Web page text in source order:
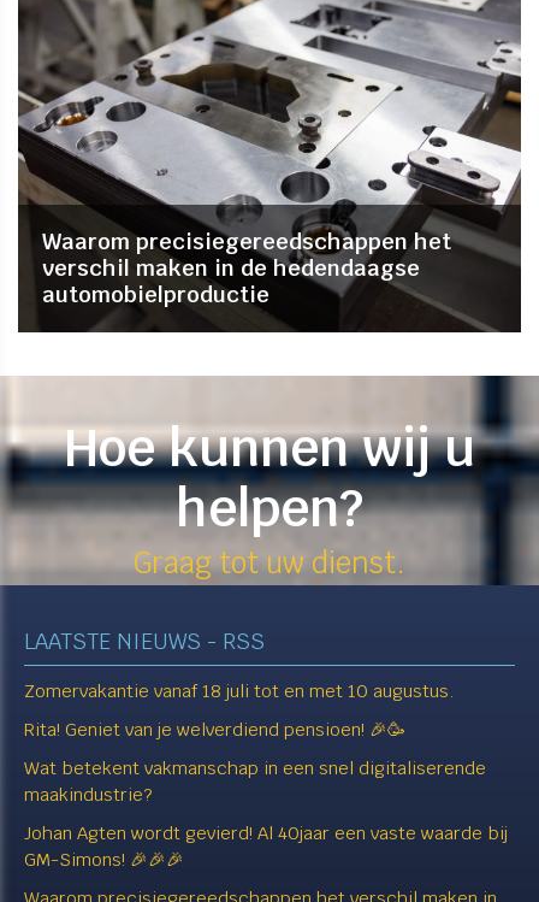
Waarom precisiegereedschappen het
verschil maken in de hedendaagse
automobielproductie
Hoe kunnen wij u
helpen?
Graag tot uw dienst.​​​​​​​
LAATSTE NIEUWS - RSS
Zomervakantie vanaf 18 juli tot en met 10 augustus.
Rita! Geniet van je welverdiend pensioen! 🎉🥳
Wat betekent vakmanschap in een snel digitaliserende
maakindustrie?
Johan Agten wordt gevierd! Al 40jaar een vaste waarde bij
GM-Simons! 🎉🎉🎉
Waarom precisiegereedschappen het verschil maken in